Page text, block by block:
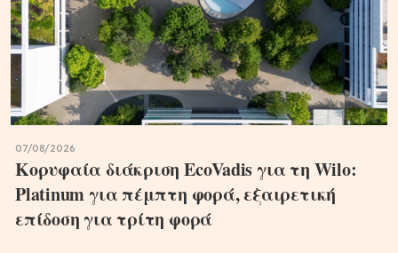
07/08/2026
Κορυφαία διάκριση EcoVadis για τη Wilo:
Platinum για πέμπτη φορά, εξαιρετική
επίδοση για τρίτη φορά